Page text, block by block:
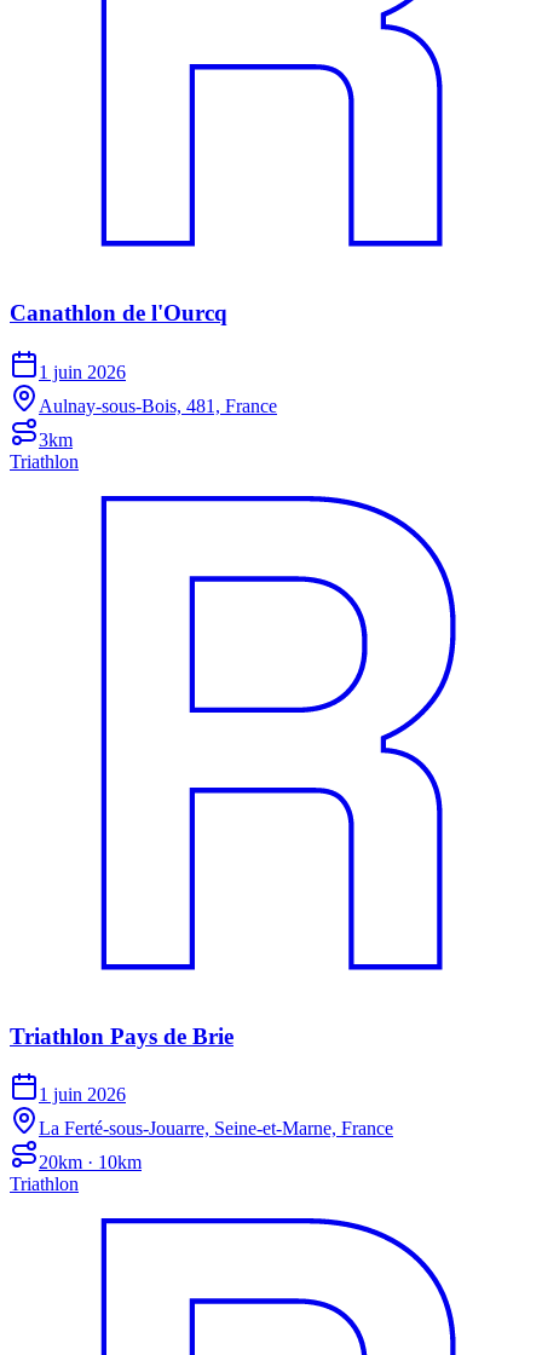
Canathlon de l'Ourcq
1 juin 2026
Aulnay-sous-Bois, 481, France
3km
Triathlon
Triathlon Pays de Brie
1 juin 2026
La Ferté-sous-Jouarre, Seine-et-Marne, France
20km · 10km
Triathlon